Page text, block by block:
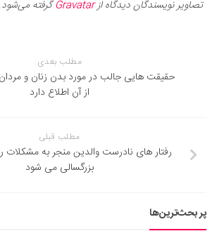
تصاویر نویسندگان دیدگاه ازGravatarگرفته می‌شود.
مطلب بعدی
حقیقت هایی جالب در مورد بدن زنان و
از آن اطلاع دارد
مطلب قبلی
رفتار های نادرست والدین منجر به مشکلات
بزرگسالی می شود
پر بحث‌ترین‌ها